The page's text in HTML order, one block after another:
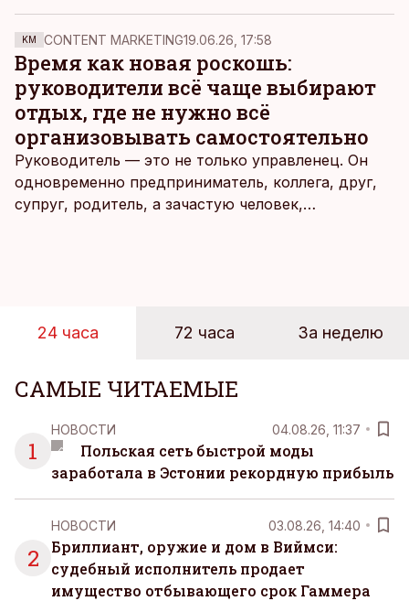
желающих выполнять относительно простую и
низкооплачиваемую работу теперь окажется еще
меньше, чем раньше.
KM CONTENT MARKETING19.06.26, 17:58
Время как новая роскошь:
руководители всё чаще выбирают
отдых, где не нужно всё
организовывать самостоятельно
Руководитель — это не только управленец. Он
одновременно предприниматель, коллега, друг,
супруг, родитель, а зачастую человек,
человека. Поэтому от отдыха все чаще ждут не
чаще люди ищут возможность просто быть здесь
и сейчас — без необходимости все
организовывать, планировать и за все отвечать
самостоятельно.
24 часа 72 часа За неделю
САМЫЕ ЧИТАЕМЫЕ
1
НОВОСТИ 04.08.26, 11:37
Польская сеть быстрой моды
заработала в Эстонии рекордную прибыль
2
НОВОСТИ 03.08.26, 14:40
Бриллиант, оружие и дом в Виймси:
судебный исполнитель продает
имущество отбывающего срок Гаммера